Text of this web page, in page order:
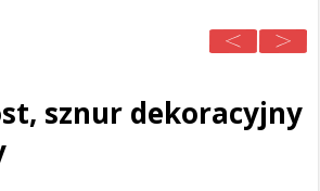
sznur dekoracyjny